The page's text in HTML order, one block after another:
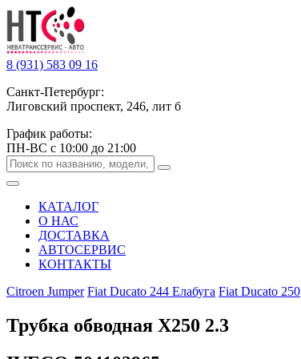
8 (931) 583 09 16
Санкт-Петербург:
Лиговский проспект, 246, лит б
График работы:
ПН-ВС с 10:00 до 21:00
КАТАЛОГ
О НАС
ДОСТАВКА
АВТОСЕРВИС
КОНТАКТЫ
Citroen Jumper Fiat Ducato 244 Елабуга Fiat Ducato 250
Трубка обводная Х250 2.3